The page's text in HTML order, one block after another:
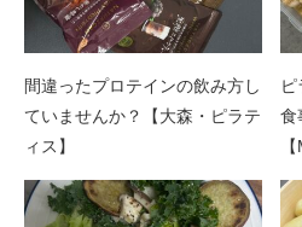
間違ったプロテインの飲み方し
ていませんか？【大森・ピラテ
ィス】
食